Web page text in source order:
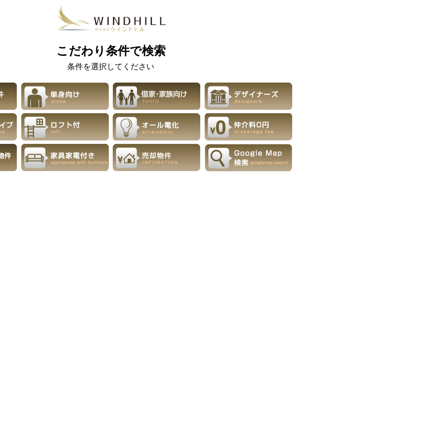
こだわり条件で検索
条件を選択してください